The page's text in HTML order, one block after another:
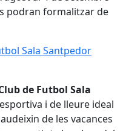
podran formalitzar de
Sala Santpedor
Sala Santpedor
de Futbol Sala
i de lleure ideal
de les vacances